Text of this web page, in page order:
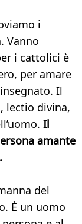
i
Vanno
i cattolici è
per amare
Il
lectio divina,
Il
amante
del
È un uomo